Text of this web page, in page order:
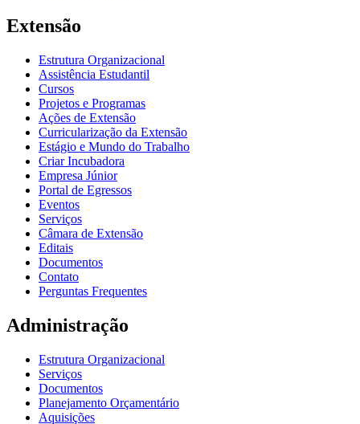
Extensão
Estrutura Organizacional
Assistência Estudantil
Cursos
Projetos e Programas
Ações de Extensão
Curricularização da Extensão
Estágio e Mundo do Trabalho
Criar Incubadora
Empresa Júnior
Portal de Egressos
Eventos
Serviços
Câmara de Extensão
Editais
Documentos
Contato
Perguntas Frequentes
Administração
Estrutura Organizacional
Serviços
Documentos
Planejamento Orçamentário
Aquisições